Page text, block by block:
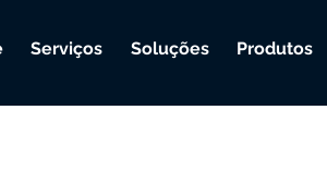
Serviços Soluções Produtos